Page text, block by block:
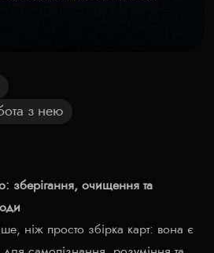
з нею
зберігання, очищення та
ніж просто збірка карт: вона є